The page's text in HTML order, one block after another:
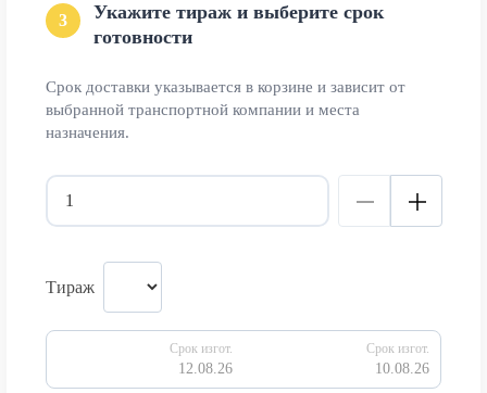
3
Укажите тираж и выберите срок
готовности
Срок доставки указывается в корзине и зависит от
выбранной транспортной компании и места
назначения.
Тираж
Срок изгот.
12.08.26
Срок изгот.
10.08.26